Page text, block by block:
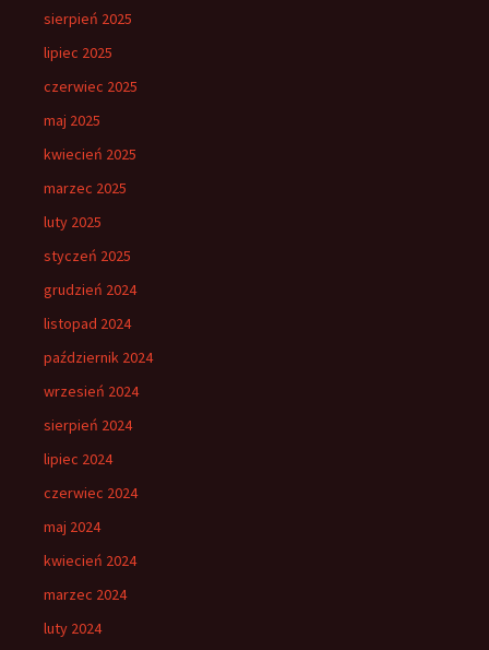
sierpień 2025
lipiec 2025
czerwiec 2025
maj 2025
kwiecień 2025
marzec 2025
luty 2025
styczeń 2025
grudzień 2024
listopad 2024
październik 2024
wrzesień 2024
sierpień 2024
lipiec 2024
czerwiec 2024
maj 2024
kwiecień 2024
marzec 2024
luty 2024